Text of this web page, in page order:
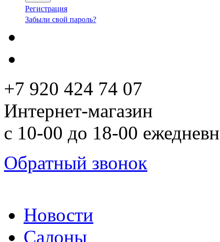
Регистрация
Забыли свой пароль?
+7 920 424 74 07
Интернет-магазин
с 10-00 до 18-00
Обратный звонок
Новости
Салоны